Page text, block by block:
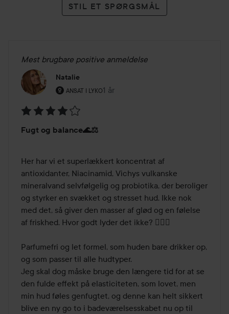
STIL ET SPØRGSMÅL
Mest brugbare positive anmeldelse
Natalie
ANSAT I LYKO
Brugerens rolle: Ansat i Lyko.
1 år
Posten blev oprettet 1 år
4
af
5
Fugt og balance🌊⚖️
Her har vi et superlækkert koncentrat af
antioxidanter, Niacinamid, Vichys vulkanske
mineralvand selvfølgelig og probiotika, der beroliger
og styrker en svækket og stresset hud. Ikke nok
med det, så giver den masser af glød og en følelse
af friskhed. Hvor godt lyder det ikke? 🤱🏿‍♀️
Parfumefri og let formel, som huden bare drikker op,
og som passer til alle hudtyper.
Jeg skal dog måske bruge den længere tid for at se
den fulde effekt på elasticiteten, som lovet, men
min hud føles genfugtet, og denne kan helt sikkert
blive en ny go to i badeværelsesskabet nu op til